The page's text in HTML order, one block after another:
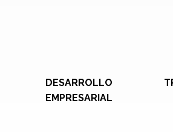
DESARROLLO
EMPRESARIAL